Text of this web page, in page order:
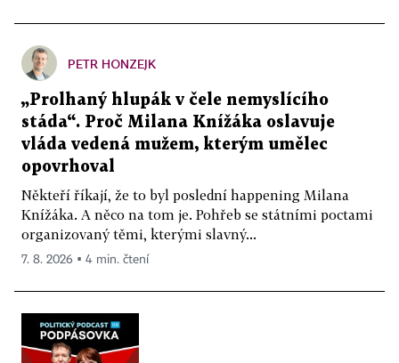
PETR HONZEJK
„Prolhaný hlupák v čele nemyslícího
stáda“. Proč Milana Knížáka oslavuje
vláda vedená mužem, kterým umělec
opovrhoval
Někteří říkají, že to byl poslední happening Milana
Knížáka. A něco na tom je. Pohřeb se státními poctami
organizovaný těmi, kterými slavný...
7. 8. 2026 ▪ 4 min. čtení